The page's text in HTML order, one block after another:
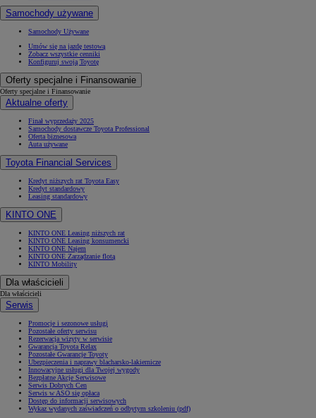
Samochody używane
Samochody Używane
Umów się na jazdę testową
Zobacz wszystkie cenniki
Konfiguruj swoją Toyotę
Oferty specjalne i Finansowanie
Oferty specjalne i Finansowanie
Aktualne oferty
Finał wyprzedaży 2025
Samochody dostawcze Toyota Professional
Oferta biznesowa
Auta używane
Toyota Financial Services
Kredyt niższych rat Toyota Easy
Kredyt standardowy
Leasing standardowy
KINTO ONE
KINTO ONE Leasing niższych rat
KINTO ONE Leasing konsumencki
KINTO ONE Najem
KINTO ONE Zarządzanie flotą
KINTO Mobility
Dla właścicieli
Dla właścicieli
Serwis
Promocje i sezonowe usługi
Pozostałe oferty serwisu
Rezerwacja wizyty w serwisie
Gwarancja Toyota Relax
Pozostałe Gwarancje Toyoty
Ubezpieczenia i naprawy blacharsko-lakiernicze
Innowacyjne usługi dla Twojej wygody
Bezpłatne Akcje Serwisowe
Serwis Dobrych Cen
Serwis w ASO się opłaca
Dostęp do informacji serwisowych
Wykaz wydanych zaświadczeń o odbytym szkoleniu (pdf)